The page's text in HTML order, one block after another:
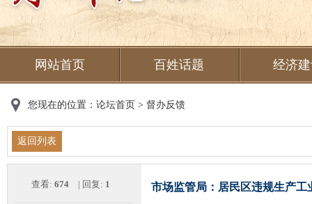
网站首页 百姓话题 经济
您现在的位置： 论坛首页 > 督办反馈
返回列表
查看: 674 | 回复: 1 市场监管局：居民区违规生产工